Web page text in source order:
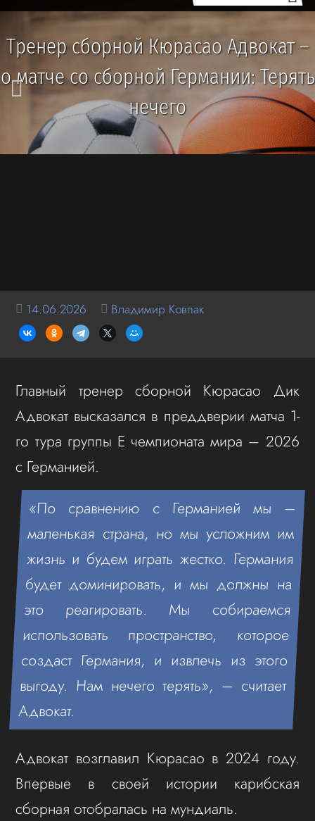
Тренер сборной Кюрасао Адвокат –
о матче со сборной Германии: Терять
нечего
14.06.2026 Владимир Ковпак
Главный тренер сборной Кюрасао Дик
Адвокат высказался в преддверии матча 1-
го тура группы E чемпионата мира – 2026
с Германией.
«По сравнению с Германией мы –
маленькая страна, но мы усложним им
жизнь и будем играть жестко. Германия
будет доминировать, и мы должны на
это реагировать. Мы собираемся
использовать пространство, которое
создаст Германия, и извлечь из этого
выгоду. Нам нечего терять», – считает
Адвокат.
Адвокат возглавил Кюрасао в 2024 году.
Впервые в своей истории карибская
сборная отобралась на мундиаль.